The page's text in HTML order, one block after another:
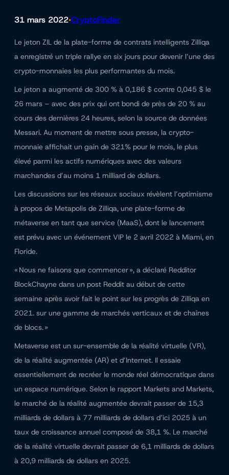
31 mars 2022•CryptoFinder
Le jeton ZIL de la plate-forme de contrats intelligents Zilliqa
a enregistré un triple rallye en six jours pour devenir l’une des
crypto-monnaies les plus performantes du mois.
Le jeton a augmenté de 300 % à 0,186 $ contre 0,045 $ le
26 mars – avec des prix qui ont bondi de près de 20 % au
cours des dernières 24 heures, selon la source de données
Messari. Au moment de mettre sous presse, la crypto-
monnaie affichait un gain de 321% pour le mois, le plus
élevé parmi les actifs numériques avec des valeurs
marchandes d’au moins 1 milliard de dollars.
Les discussions sur les réseaux sociaux révèlent l’optimisme
à propos de Metapolis de Zilliqa, une plate-forme de
métaverse en tant que service (MaaS), dont le lancement
est prévu avec un événement VIP le 2 avril 2022 à Miami, en
Floride.
« Nous ne faisons que commencer », a déclaré Redditor
BlockChayne dans un post Reddit au début de cette
semaine après avoir fait le point sur les progrès de Zilliqa en
2021. sur une gamme de marchés verticaux et de chaînes
de blocs. »
Metaverse est un sur-ensemble de la réalité virtuelle (VR),
de la réalité augmentée (AR) et d’Internet. Il essaie
essentiellement de recréer le monde réel démocratique dans
un espace numérique. Selon le rapport Markets and Markets,
le marché de la réalité augmentée devrait passer de 15,3
milliards de dollars à 77 milliards de dollars d’ici 2025 à un
taux de croissance annuel composé de 38,1 %. Le marché
de la réalité virtuelle devrait passer de 6,1 milliards de dollars
à 20,9 milliards de dollars en 2025.